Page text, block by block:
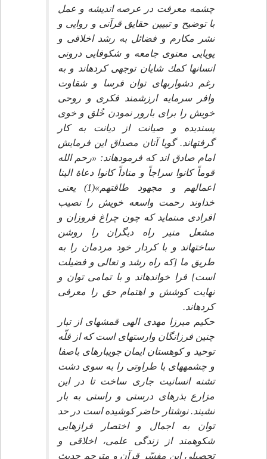
چشمه معرفت در عرصه انديشه و عمل
با توضيح و تبيين حقايق قرآنى و روايى و
نشر مكارم و فضائل به رشد اخلاقى و
پويايى معنوى جامعه و شكوفايى درونى
انسان‏ها كمك شايان توجهى كرده‏اند و به
رغم دشوارى‏هاى توان فرسا و شقاوت
وافر سرمايه ارزشمند فكرى و روحى
خويش را براى بارور نمودن خُلق و خوى
پسنديده و صيانت از ديانت به كار
گرفته‏اند. گويا آنان مصداق اين فرمايش
امام صادق اند كه فرموده‏اند: «رحم الله
قوماً كانوا سراجاً و مناداً كانوا دعاة الينا
اعمالهم و مجهود طاقتهم»(1) يعنى
خداوند رحمت واسعه خويش را نصيب
افرادى مى‏نمايد كه چون چراغ فروزان و
مشعل منير راه ديگران را روشن
ساخته‏اند و با كردار خود مردمان را به
طريق ما [كه راه رشد و تعالى و فضيلت
است‏] فرا خوانده‏اند و با تمامى توان و
نهايت كوشش و اهتمام حق را معرفى
كرده‏اند.
حكيم ميرزا مهدى الهى قمشه‏اى از تبار
چنين فرزانگان وارسته‏اى است كه از قلّه
توحيد و كوهستان ايمان جويبارهاى باصفا
و چشمه‏هاى با طراوتى را به سوى دشت
تشنه انسانيت جارى ساخت تا در اين
مزارع بذرهاى درستى و راستى به بار
نشيند. نوشتار حاضر كوشيده است در حد
توان به اجمال و اختصار فرازهايى
شكوهمند از زندگى علمى، اخلاقى و
تحصيلى اين مفسّر قرآن و مترجم حديث